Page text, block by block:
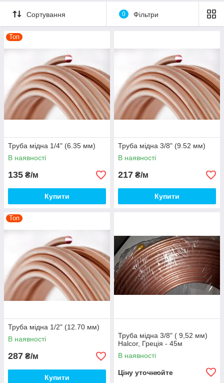
Сортування 0 Фільтри
Топ
Труба мідна 1/4" (6.35 мм)
В наявності
135 ₴/м
Купити
Труба мідна 3/8" (9.52 мм)
В наявності
217 ₴/м
Купити
Топ
Труба мідна 1/2" (12.70 мм)
В наявності
287 ₴/м
Купити
Труба мідна 3/8" ( 9,52 мм)
Halcor, Греція - 45м
В наявності
Ціну уточнюйте